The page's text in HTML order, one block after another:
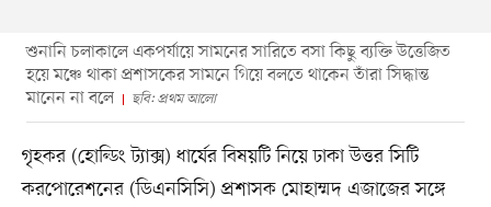
শুনানি চলাকালে একপর্যায়ে সামনের সারিতে বসা কিছু ব্যক্তি উত্তেজিত
হয়ে মঞ্চে থাকা প্রশাসকের সামনে গিয়ে বলতে থাকেন তাঁরা সিদ্ধান্ত
মানেন না বলে
ছবি: প্রথম আলো
গৃহকর (হোল্ডিং ট্যাক্স) ধার্যের বিষয়টি নিয়ে ঢাকা উত্তর সিটি
করপোরেশনের (ডিএনসিসি) প্রশাসক মোহাম্মদ এজাজের সঙ্গে